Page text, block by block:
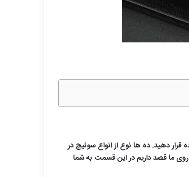
دهید. ده ها نوع از انواع سوئیچ در
روی ما قصد داریم در این قسمت به شما